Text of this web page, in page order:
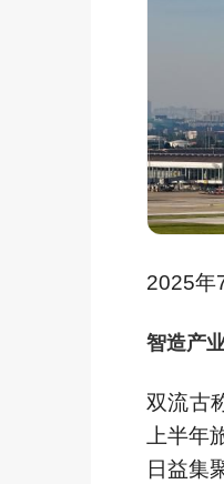
2025年
智造产
双流古
上半
日益集